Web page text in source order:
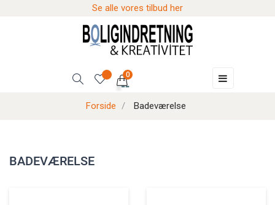
Se alle vores tilbud her
0
Skift
☰
Forside Badeværelse
BADEVÆRELSE